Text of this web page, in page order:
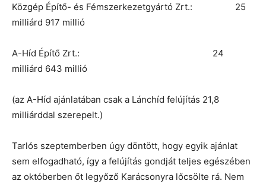
Közgép Építő- és Fémszerkezetgyártó Zrt.: 25
milliárd 917 millió
A-Híd Építő Zrt.: 24
milliárd 643 millió
(az A-Híd ajánlatában csak a Lánchíd felújítás 21,8
milliárddal szerepelt.)
Tarlós szeptemberben úgy döntött, hogy egyik ajánlat
sem elfogadható, így a felújítás gondját teljes egészében
az októberben őt legyőző Karácsonyra lőcsölte rá. Nem